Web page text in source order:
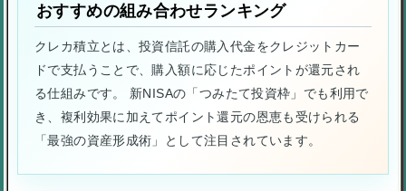
おすすめの組み合わせランキング
クレカ積立とは、投資信託の購入代金をクレジットカー
ドで支払うことで、購入額に応じたポイントが還元され
る仕組みです。 新NISAの「つみたて投資枠」でも利用で
き、複利効果に加えてポイント還元の恩恵も受けられる
「最強の資産形成術」として注目されています。